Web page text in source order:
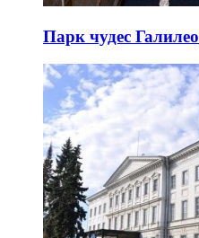
Парк чудес Галилео